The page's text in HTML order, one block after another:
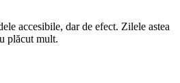
accesibile, dar de efect. Zilele astea
plăcut mult.